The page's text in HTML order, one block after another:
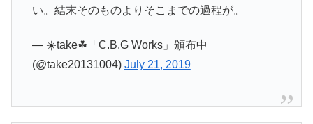
い。結末そのものよりそこまでの過程が。
— ☀️take☘「C.B.G Works」頒布中
(@take20131004) July 21, 2019